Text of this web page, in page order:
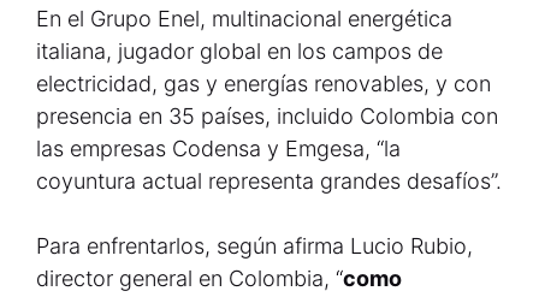
En el Grupo Enel, multinacional energética
italiana, jugador global en los campos de
electricidad, gas y energías renovables, y con
presencia en 35 países, incluido Colombia con
las empresas Codensa y Emgesa, “la
coyuntura actual representa grandes desafíos”.
Para enfrentarlos, según afirma Lucio Rubio,
director general en Colombia, “como